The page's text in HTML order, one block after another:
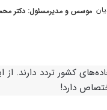
موسس و مدیرمسئول: دکتر